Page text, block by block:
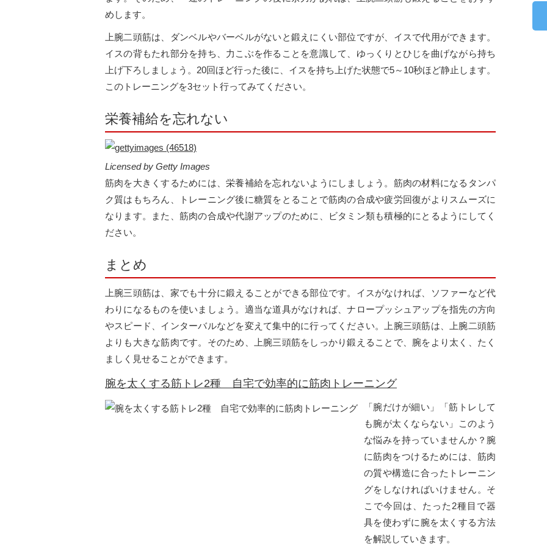
めします。
上腕二頭筋は、ダンベルやバーベルがないと鍛えにくい部位ですが、イスで代用ができます。
イスの背もたれ部分を持ち、力こぶを作ることを意識して、ゆっくりとひじを曲げながら持ち
上げ下ろしましょう。20回ほど行った後に、イスを持ち上げた状態で5～10秒ほど静止します。
このトレーニングを3セット行ってみてください。
栄養補給を忘れない
Licensed by Getty Images
筋肉を大きくするためには、栄養補給を忘れないようにしましょう。筋肉の材料になるタンパ
ク質はもちろん、トレーニング後に糖質をとることで筋肉の合成や疲労回復がよりスムーズに
なります。また、筋肉の合成や代謝アップのために、ビタミン類も積極的にとるようにしてく
ださい。
まとめ
上腕三頭筋は、家でも十分に鍛えることができる部位です。イスがなければ、ソファーなど代
わりになるものを使いましょう。適当な道具がなければ、ナロープッシュアップを指先の方向
やスピード、インターバルなどを変えて集中的に行ってください。上腕三頭筋は、上腕二頭筋
よりも大きな筋肉です。そのため、上腕三頭筋をしっかり鍛えることで、腕をより太く、たく
ましく見せることができます。
腕を太くする筋トレ2種 自宅で効率的に筋肉トレーニング
「腕だけが細い」「筋トレして
も腕が太くならない」このよう
な悩みを持っていませんか？腕
に筋肉をつけるためには、筋肉
の質や構造に合ったトレーニン
グをしなければいけません。そ
こで今回は、たった2種目で器
具を使わずに腕を太くする方法
を解説していきます。